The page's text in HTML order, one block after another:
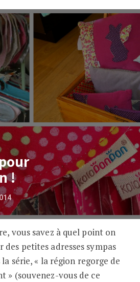
!
Kolapanpan !
vous savez à quel point on
des petites adresses sympas
série, « la région regorge de
» (souvenez-vous de ce